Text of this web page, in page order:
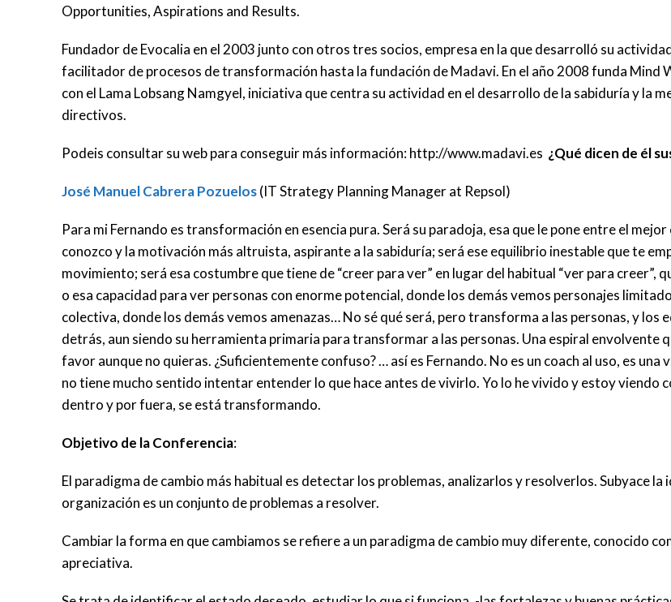
Opportunities, Aspirations and Results.
Fundador de Evocalia en el 2003 junto con otros tres socios, empresa en la que desarrolló su
facilitador de procesos de transformación hasta la fundación de Madavi. En el año 2008 funda Mind
con el Lama Lobsang Namgyel, iniciativa que centra su actividad en el desarrollo de la sabiduría y la
directivos.
Podeis consultar su web para conseguir más información: http://www.madavi.es ¿Qué dicen de él
José Manuel Cabrera Pozuelos(IT Strategy Planning Manager at Repsol)
Para mi Fernando es transformación en esencia pura. Será su paradoja, esa que le pone entre el
conozco y la motivación más altruista, aspirante a la sabiduría; será ese equilibrio inestable que te
movimiento; será esa costumbre que tiene de “creer para ver” en lugar del habitual “ver para creer”,
o esa capacidad para ver personas con enorme potencial, donde los demás vemos personajes
colectiva, donde los demás vemos amenazas… No sé qué será, pero transforma a las personas, y los
detrás, aun siendo su herramienta primaria para transformar a las personas. Una espiral envolvente
favor aunque no quieras. ¿Suficientemente confuso? … así es Fernando. No es un coach al uso, es una
no tiene mucho sentido intentar entender lo que hace antes de vivirlo. Yo lo he vivido y estoy viendo
dentro y por fuera, se está transformando.
Objetivo de la Conferencia:
El paradigma de cambio más habitual es detectar los problemas, analizarlos y resolverlos. Subyace la
organización es un conjunto de problemas a resolver.
Cambiar la forma en que cambiamos se refiere a un paradigma de cambio muy diferente, conocido
apreciativa.